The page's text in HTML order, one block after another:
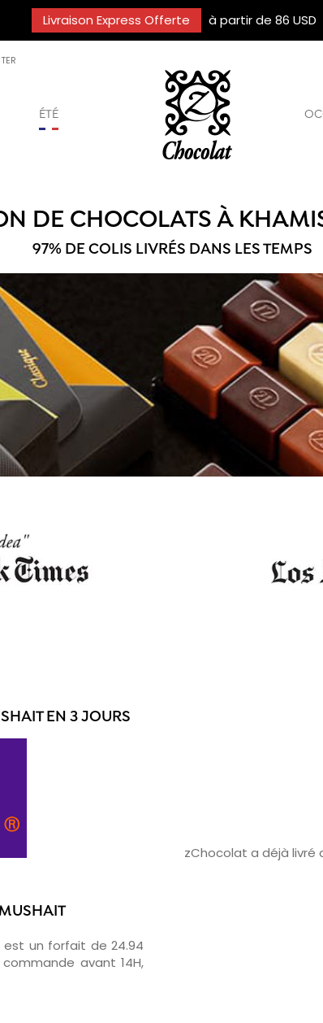
Livraison Express Offerte à partir de 86 USD
ÉTÉ
DE CHOCOLATS À
97% DE COLIS LIVRÉS DANS LES TEMPS
EN 3 JOURS
est un forfait de 24.94
avant 14H,
zChocolat a déjà livré